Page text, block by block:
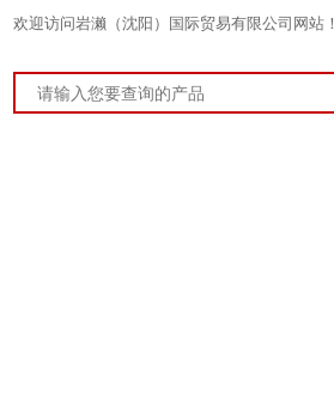
欢迎访问岩濑（沈阳）国际贸易有限公司网站！